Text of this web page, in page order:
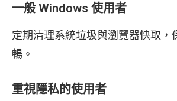
一般 Windows 使用者
定期清理系統垃圾與瀏覽器快取，
暢。
重視隱私的使用者